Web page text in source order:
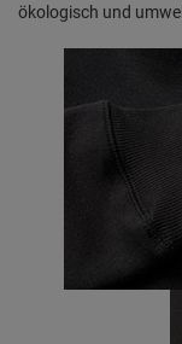
ökologisch und